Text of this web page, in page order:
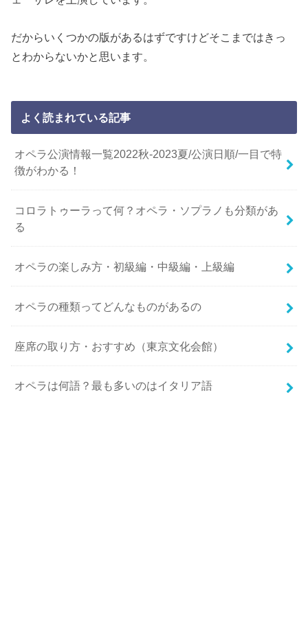
だからいくつかの版があるはずですけどそこまではきっ
とわからないかと思います。
よく読まれている記事
オペラ公演情報一覧2022秋-2023夏/公演日順/一目で特
徴がわかる！
コロラトゥーラって何？オペラ・ソプラノも分類があ
る
オペラの楽しみ方・初級編・中級編・上級編
オペラの種類ってどんなものがあるの
座席の取り方・おすすめ（東京文化会館）
オペラは何語？最も多いのはイタリア語